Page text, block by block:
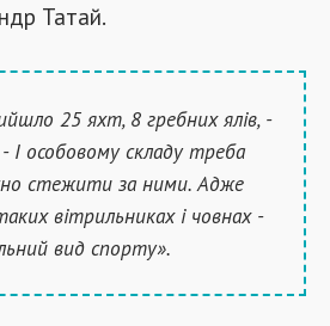
Татай.
25 яхт, 8 гребних ялів, -
- І особовому складу треба
стежити за ними. Адже
вітрильниках і човнах -
вид спорту».